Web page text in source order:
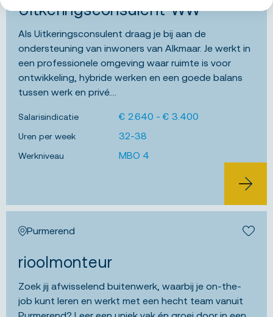
Uitkeringsconsulent WW
Als Uitkeringsconsulent draag je bij aan de
ondersteuning van inwoners van Alkmaar. Je werkt in
een professionele omgeving waar ruimte is voor
ontwikkeling, hybride werken en een goede balans
tussen werk en privé....
Salarisindicatie € 2.640 - € 3.400
Uren per week 32-38
Werkniveau MBO 4
BEKIJK
Purmerend
rioolmonteur
Zoek jij afwisselend buitenwerk, waarbij je on-the-
job kunt leren en werkt met een hecht team vanuit